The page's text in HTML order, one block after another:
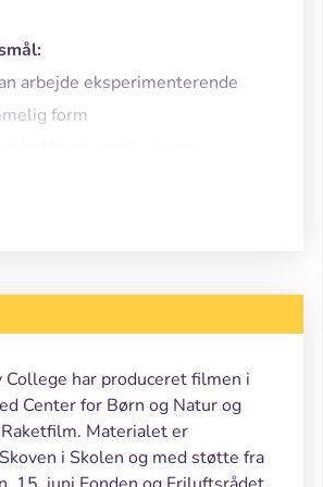
arbejde eksperimenterende
form
viden om vinkeltyper
mønstre med spejlinger,
og drejninger
viden om formers
samt sammenhæng
har produceret filmen i
Center for Børn og Natur og
Materialet er
i Skolen og med støtte fra